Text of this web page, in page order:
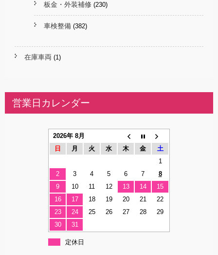
板金・外装補修 (230)
車検整備 (382)
在庫車両 (1)
営業日カレンダー
2026年 8月
日
月 火 水 木 金
土
1
2
3 4 5 6 7
8
9
10 11 12 13 14
15
16
17 18 19 20 21
22
23
24 25 26 27 28
29
30
31
定休日